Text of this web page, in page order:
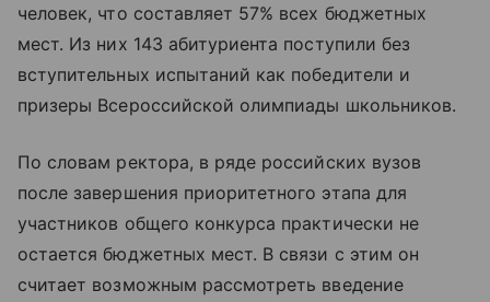
человек, что составляет 57% всех бюджетных
мест. Из них 143 абитуриента поступили без
вступительных испытаний как победители и
призеры Всероссийской олимпиады школьников.
По словам ректора, в ряде российских вузов
после завершения приоритетного этапа для
участников общего конкурса практически не
остается бюджетных мест. В связи с этим он
считает возможным рассмотреть введение